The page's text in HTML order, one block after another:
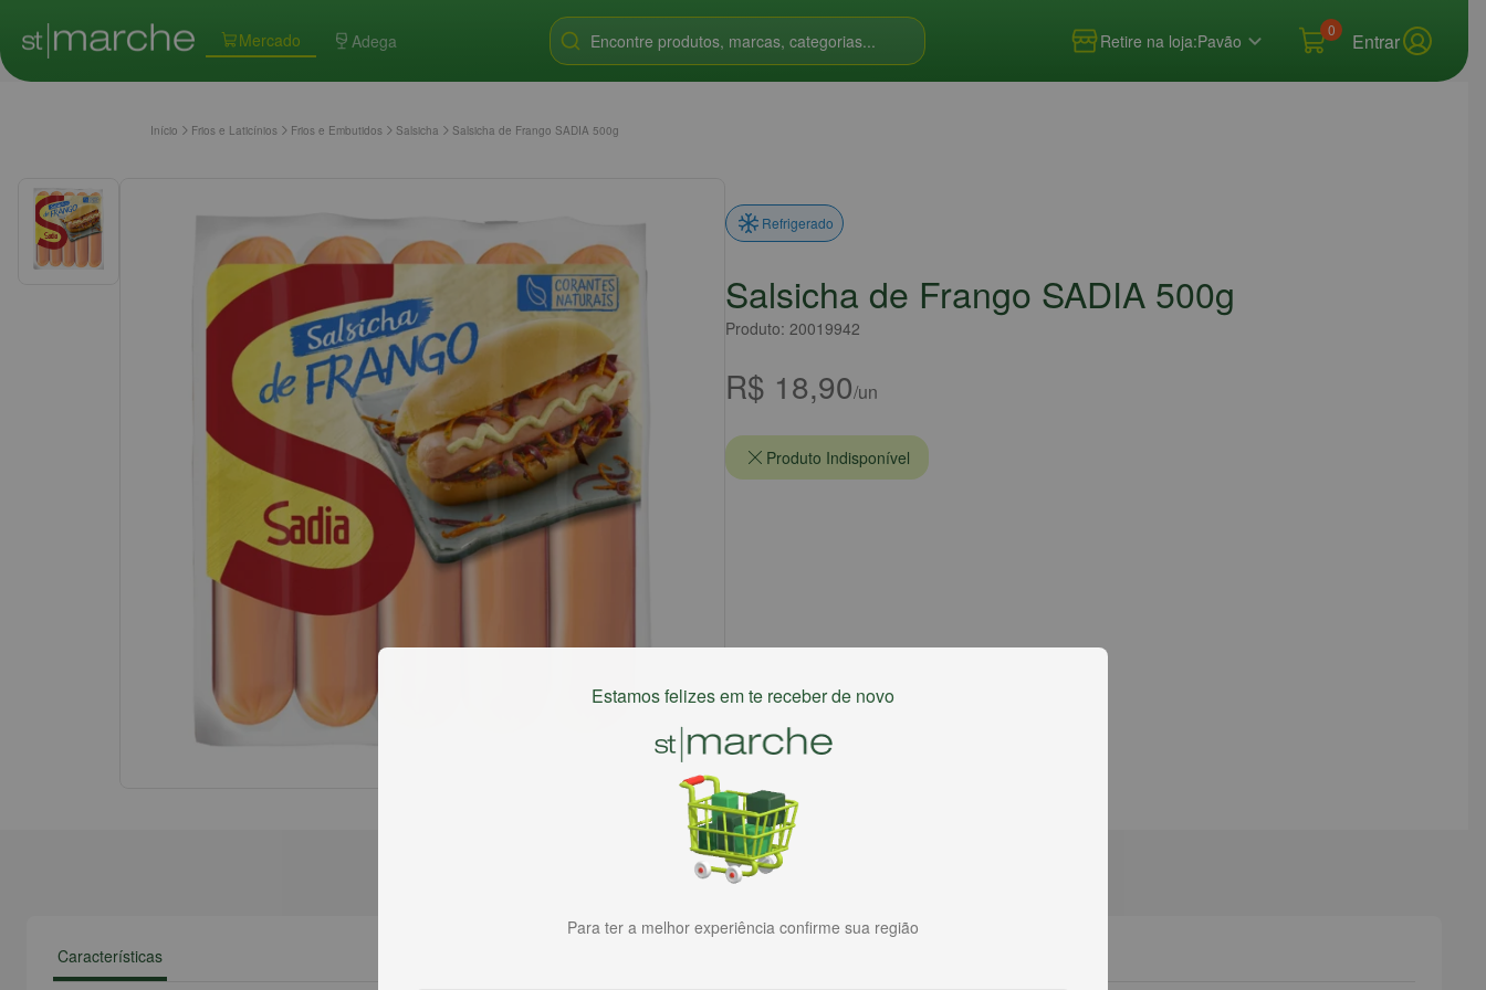
Mercado Adega Encontre produtos, marcas, categorias... Retire na loja:Pavão
0 Entrar
Início Frios e Laticínios Frios e Embutidos Salsicha Salsicha de Frango SADIA 500g
Refrigerado
Salsicha de Frango SADIA 500g
Produto: 20019942
R$ 18,90/un
Produto Indisponível
Características
Estamos felizes em te receber de novo
Para ter a melhor experiência confirme sua região